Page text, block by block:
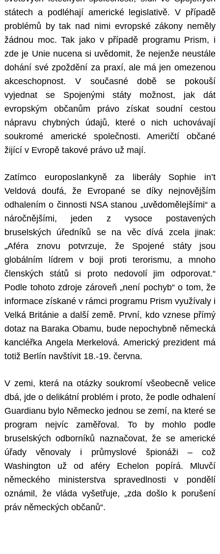
státech a podléhají americké legislativě. V případě
problémů by tak nad nimi evropské zákony neměly
žádnou moc. Tak jako v případě programu Prism, i
zde je Unie nucena si uvědomit, že nejenže neustále
dohání své zpoždění za praxí, ale má jen omezenou
akceschopnost. V současné době se pokouší
vyjednat se Spojenými státy možnost, jak dát
evropským občanům právo získat soudní cestou
nápravu chybných údajů, které o nich uchovávají
soukromé americké společnosti. Američtí občané
žijící v Evropě takové právo už mají.
Zatímco europoslankyně za liberály Sophie in’t
Veldová doufá, že Evropané se díky nejnovějším
odhalením o činnosti NSA stanou „uvědomělejšími“ a
náročnějšími, jeden z vysoce postavených
bruselských úředníků se na věc dívá zcela jinak:
„Aféra znovu potvrzuje, že Spojené státy jsou
globálním lídrem v boji proti terorismu, a mnoho
členských států si proto nedovolí jim odporovat.“
Podle tohoto zdroje zároveň „není pochyb“ o tom, že
informace získané v rámci programu Prism využívaly i
Velká Británie a další země. První, kdo vznese přímý
dotaz na Baraka Obamu, bude nepochybně německá
kancléřka Angela Merkelová. Americký prezident má
totiž Berlín navštívit 18.-19. června.
V zemi, která na otázky soukromí všeobecně velice
dbá, jde o delikátní problém i proto, že podle odhalení
Guardianu bylo Německo jednou se zemí, na které se
program nejvíc zaměřoval. To by mohlo podle
bruselských odborníků naznačovat, že se americké
úřady věnovaly i průmyslové špionáži – což
Washington už od aféry Echelon popírá. Mluvčí
německého ministerstva spravedlnosti v pondělí
oznámil, že vláda vyšetřuje, „zda došlo k porušení
práv německých občanů“.